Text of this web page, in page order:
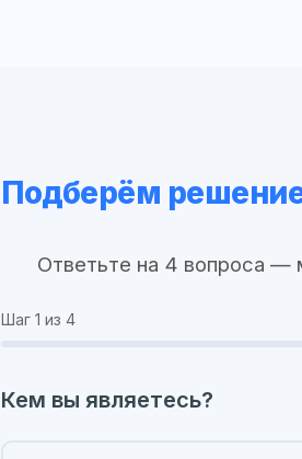
Подберём
Ответьте на 4 вопроса —
Шаг 1 из 4
Кем вы являетесь?